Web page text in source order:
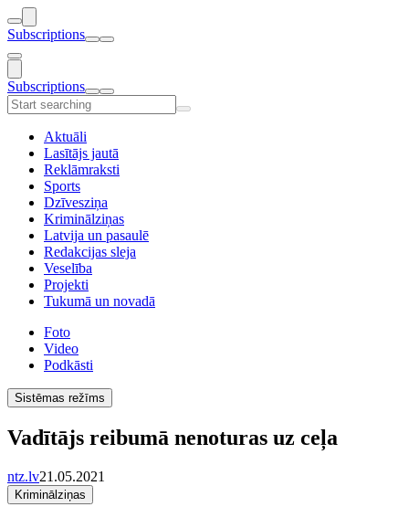
Subscriptions
Subscriptions
Aktuāli
Lasītājs jautā
Reklāmraksti
Sports
Dzīvesziņa
Kriminālziņas
Latvija un pasaulē
Redakcijas sleja
Veselība
Projekti
Tukumā un novadā
Foto
Video
Podkāsti
Sistēmas režīms
Vadītājs reibumā nenoturas uz ceļa
ntz.lv21.05.2021
Kriminālziņas